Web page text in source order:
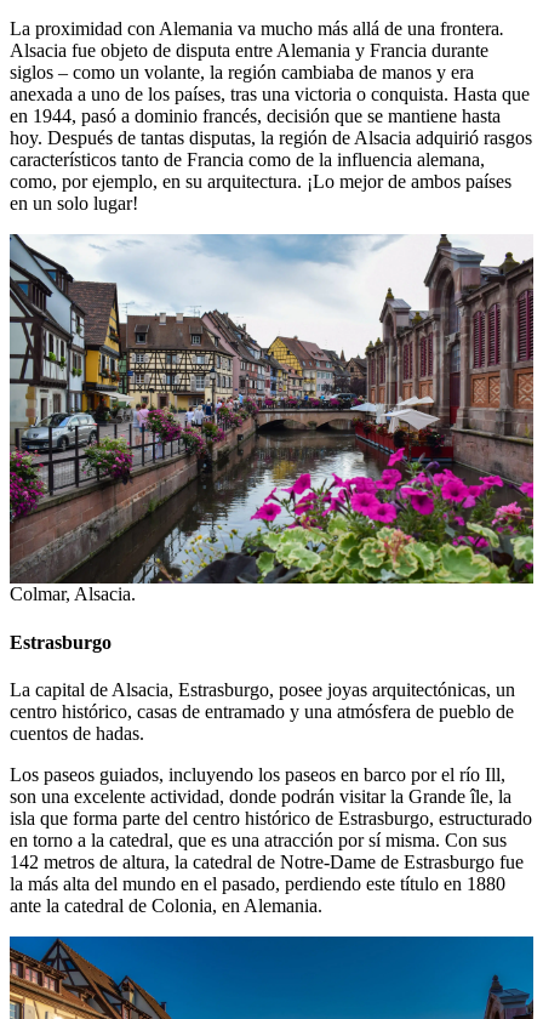
La proximidad con Alemania va mucho más allá de una frontera.
Alsacia fue objeto de disputa entre Alemania y Francia durante
siglos – como un volante, la región cambiaba de manos y era
anexada a uno de los países, tras una victoria o conquista. Hasta que
en 1944, pasó a dominio francés, decisión que se mantiene hasta
hoy. Después de tantas disputas, la región de Alsacia adquirió rasgos
característicos tanto de Francia como de la influencia alemana,
como, por ejemplo, en su arquitectura. ¡Lo mejor de ambos países
en un solo lugar!
Colmar, Alsacia.
Estrasburgo
La capital de Alsacia, Estrasburgo, posee joyas arquitectónicas, un
centro histórico, casas de entramado y una atmósfera de pueblo de
cuentos de hadas.
Los paseos guiados, incluyendo los paseos en barco por el río Ill,
son una excelente actividad, donde podrán visitar la Grande île, la
isla que forma parte del centro histórico de Estrasburgo, estructurado
en torno a la catedral, que es una atracción por sí misma. Con sus
142 metros de altura, la catedral de Notre-Dame de Estrasburgo fue
la más alta del mundo en el pasado, perdiendo este título en 1880
ante la catedral de Colonia, en Alemania.